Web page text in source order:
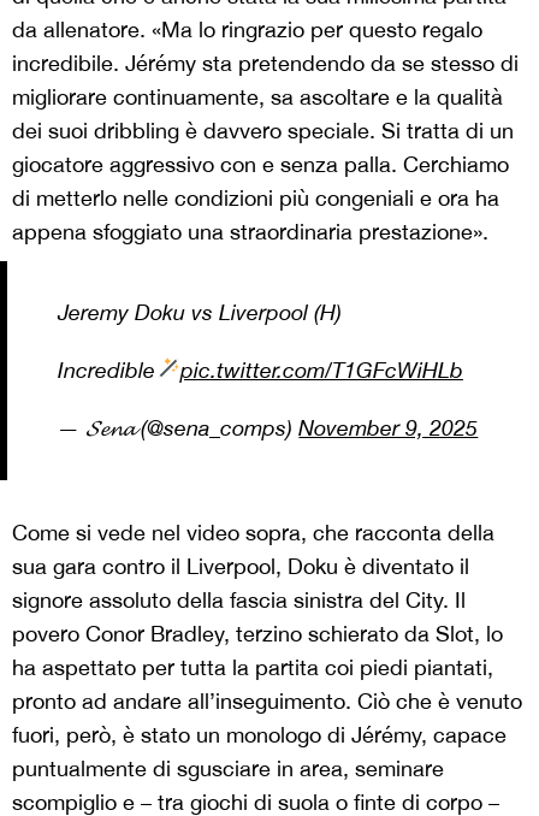
da allenatore. «Ma lo ringrazio per questo regalo
incredibile. Jérémy sta pretendendo da se stesso di
migliorare continuamente, sa ascoltare e la qualità
dei suoi dribbling è davvero speciale. Si tratta di un
giocatore aggressivo con e senza palla. Cerchiamo
di metterlo nelle condizioni più congeniali e ora ha
appena sfoggiato una straordinaria prestazione».
Jeremy Doku vs Liverpool (H)
Incredible pic.twitter.com/T1GFcWiHLb
— 𝓢𝓮𝓷𝓪 (@sena_comps)November 9, 2025
Come si vede nel video sopra, che racconta della
sua gara contro il Liverpool, Doku è diventato il
signore assoluto della fascia sinistra del City. Il
povero Conor Bradley, terzino schierato da Slot, lo
ha aspettato per tutta la partita coi piedi piantati,
pronto ad andare all’inseguimento. Ciò che è venuto
fuori, però, è stato un monologo di Jérémy, capace
puntualmente di sgusciare in area, seminare
scompiglio e – tra giochi di suola o finte di corpo –